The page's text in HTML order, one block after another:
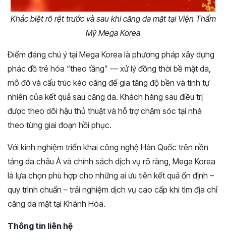
Khác biệt rõ rệt trước và sau khi căng da mặt tại Viện Thẩm
Mỹ Mega Korea
Điểm đáng chú ý tại Mega Korea là phương pháp xây dựng
phác đồ trẻ hóa “theo tầng” — xử lý đồng thời bề mặt da,
mô đỡ và cấu trúc kéo căng để gia tăng độ bền và tính tự
nhiên của kết quả sau căng da. Khách hàng sau điều trị
được theo dõi hậu thủ thuật và hỗ trợ chăm sóc tại nhà
theo từng giai đoạn hồi phục.
Với kinh nghiệm triển khai công nghệ Hàn Quốc trên nền
tảng da châu Á và chính sách dịch vụ rõ ràng, Mega Korea
là lựa chọn phù hợp cho những ai ưu tiên kết quả ổn định –
quy trình chuẩn – trải nghiệm dịch vụ cao cấp khi tìm địa chỉ
căng da mặt tại Khánh Hòa.
Thông tin liên hệ